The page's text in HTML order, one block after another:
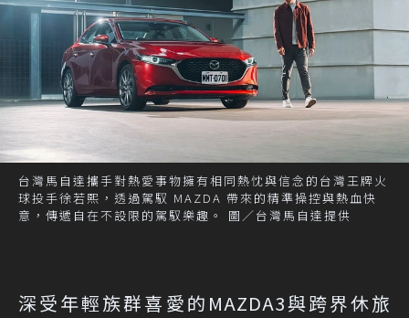
台灣馬自達攜手對熱愛事物擁有相同熱忱與信念的台灣王牌火
球投手徐若熙，透過駕馭 MAZDA 帶來的精準操控與熱血快
意，傳遞自在不設限的駕馭樂趣。 圖／台灣馬自達提供
深受年輕族群喜愛的MAZDA3與跨界休旅